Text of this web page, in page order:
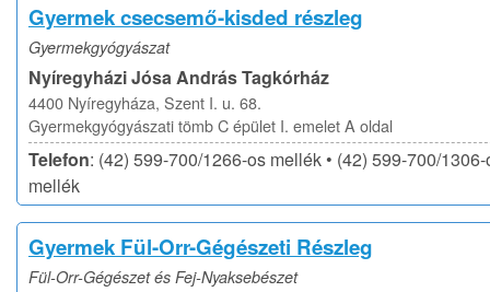
Gyermek csecsemő-kisded részleg
Gyermekgyógyászat
Nyíregyházi Jósa András Tagkórház
4400 Nyíregyháza, Szent I. u. 68.
Gyermekgyógyászati tömb C épület I. emelet A oldal
Telefon: (42) 599-700/1266-os mellék • (42) 599-700/
mellék
Gyermek Fül-Orr-Gégészeti Részleg
Fül-Orr-Gégészet és Fej-Nyaksebészet